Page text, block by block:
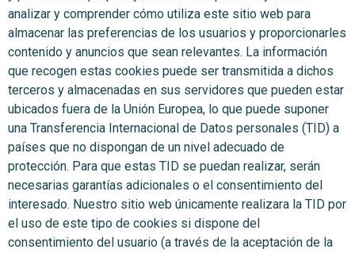
analizar y comprender cómo utiliza este sitio web para
almacenar las preferencias de los usuarios y proporcionarles
contenido y anuncios que sean relevantes. La información
que recogen estas cookies puede ser transmitida a dichos
terceros y almacenadas en sus servidores que pueden estar
ubicados fuera de la Unión Europea, lo que puede suponer
una Transferencia Internacional de Datos personales (TID) a
países que no dispongan de un nivel adecuado de
protección. Para que estas TID se puedan realizar, serán
necesarias garantías adicionales o el consentimiento del
interesado. Nuestro sitio web únicamente realizara la TID por
el uso de este tipo de cookies si dispone del
consentimiento del usuario (a través de la aceptación de la